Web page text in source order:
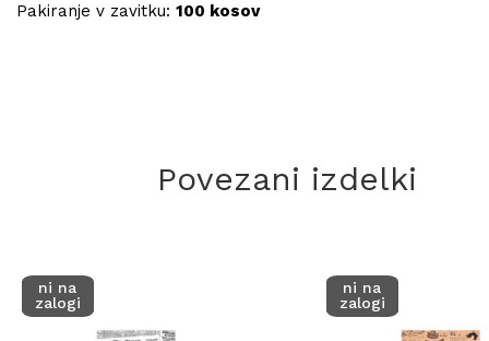
Pakiranje v zavitku: 100 kosov
Povezani izdelki
ni na
zalogi
ni na
zalogi